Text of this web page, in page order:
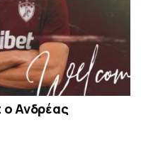
ο Ανδρέας